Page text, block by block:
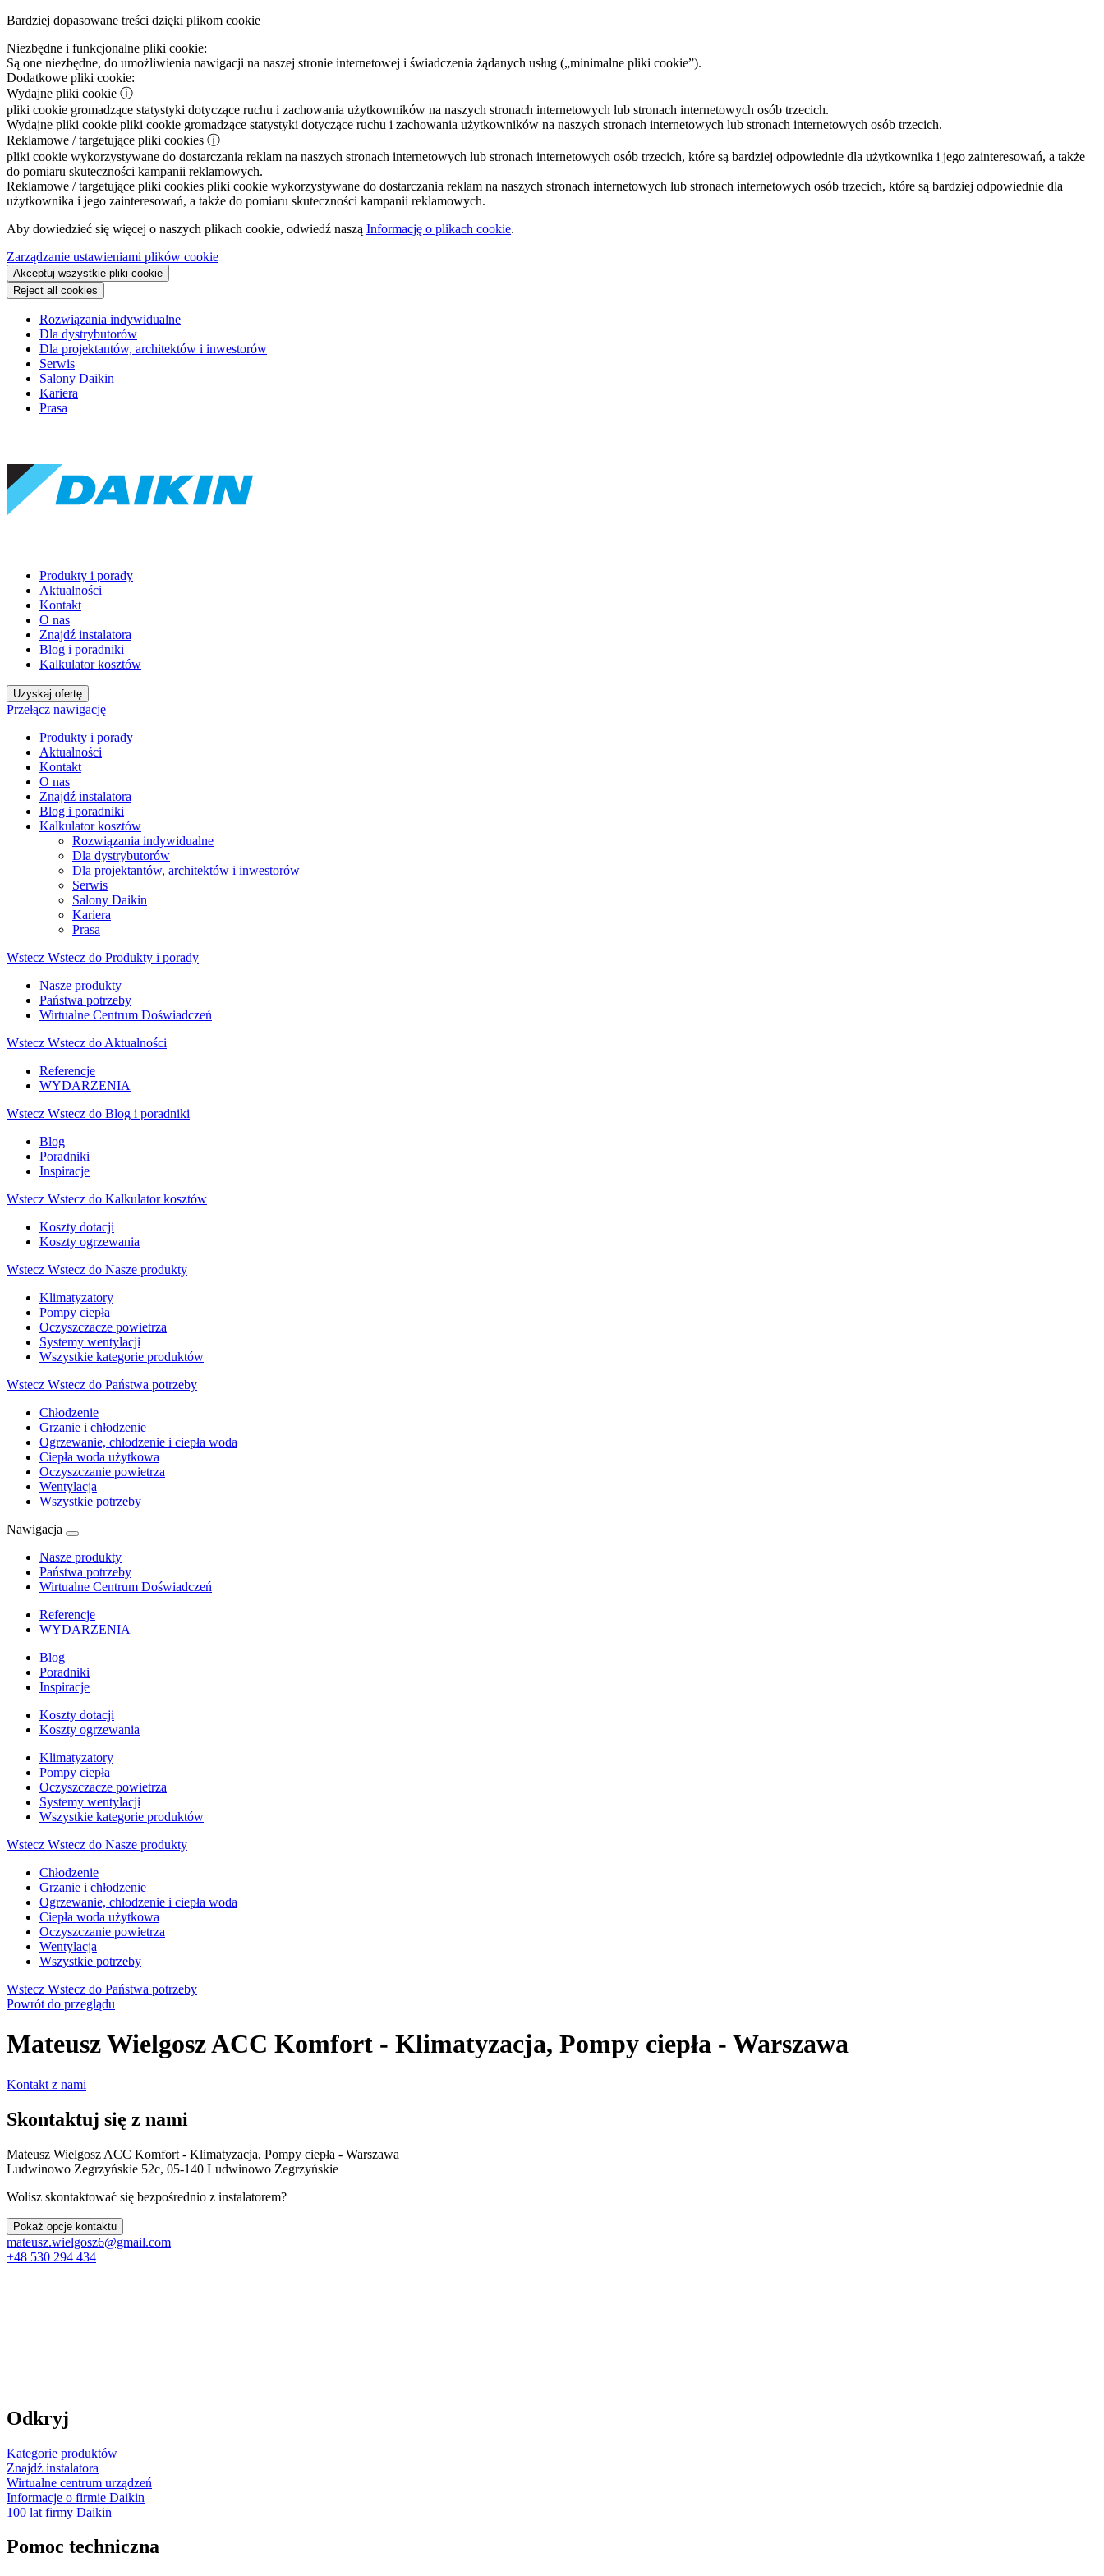
Bardziej dopasowane treści dzięki plikom cookie
Niezbędne i funkcjonalne pliki cookie:
Są one niezbędne, do umożliwienia nawigacji na naszej stronie internetowej i świadczenia żądanych usług („minimalne pliki cookie”).
Dodatkowe pliki cookie:
Wydajne pliki cookie ⓘ
pliki cookie gromadzące statystyki dotyczące ruchu i zachowania użytkowników na naszych stronach internetowych lub stronach internetowych osób trzecich.
Wydajne pliki cookie pliki cookie gromadzące statystyki dotyczące ruchu i zachowania użytkowników na naszych stronach internetowych lub stronach internetowych osób trzecich.
Reklamowe / targetujące pliki cookies ⓘ
pliki cookie wykorzystywane do dostarczania reklam na naszych stronach internetowych lub stronach internetowych osób trzecich, które są bardziej odpowiednie dla użytkownika i jego zainteresowań, a także
do pomiaru skuteczności kampanii reklamowych.
Reklamowe / targetujące pliki cookies pliki cookie wykorzystywane do dostarczania reklam na naszych stronach internetowych lub stronach internetowych osób trzecich, które są bardziej odpowiednie dla
użytkownika i jego zainteresowań, a także do pomiaru skuteczności kampanii reklamowych.
Aby dowiedzieć się więcej o naszych plikach cookie, odwiedź naszą Informację o plikach cookie.
Zarządzanie ustawieniami plików cookie
Akceptuj wszystkie pliki cookie
Reject all cookies
Rozwiązania indywidualne
Dla dystrybutorów
Dla projektantów, architektów i inwestorów
Serwis
Salony Daikin
Kariera
Prasa
Produkty i porady
Aktualności
Kontakt
O nas
Znajdź instalatora
Blog i poradniki
Kalkulator kosztów
Uzyskaj ofertę
Przełącz nawigację
Produkty i porady
Aktualności
Kontakt
O nas
Znajdź instalatora
Blog i poradniki
Kalkulator kosztów
Rozwiązania indywidualne
Dla dystrybutorów
Dla projektantów, architektów i inwestorów
Serwis
Salony Daikin
Kariera
Prasa
Wstecz Wstecz do Produkty i porady
Nasze produkty
Państwa potrzeby
Wirtualne Centrum Doświadczeń
Wstecz Wstecz do Aktualności
Referencje
WYDARZENIA
Wstecz Wstecz do Blog i poradniki
Blog
Poradniki
Inspiracje
Wstecz Wstecz do Kalkulator kosztów
Koszty dotacji
Koszty ogrzewania
Wstecz Wstecz do Nasze produkty
Klimatyzatory
Pompy ciepła
Oczyszczacze powietrza
Systemy wentylacji
Wszystkie kategorie produktów
Wstecz Wstecz do Państwa potrzeby
Chłodzenie
Grzanie i chłodzenie
Ogrzewanie, chłodzenie i ciepła woda
Ciepła woda użytkowa
Oczyszczanie powietrza
Wentylacja
Wszystkie potrzeby
Nawigacja
Nasze produkty
Państwa potrzeby
Wirtualne Centrum Doświadczeń
Referencje
WYDARZENIA
Blog
Poradniki
Inspiracje
Koszty dotacji
Koszty ogrzewania
Klimatyzatory
Pompy ciepła
Oczyszczacze powietrza
Systemy wentylacji
Wszystkie kategorie produktów
Wstecz Wstecz do Nasze produkty
Chłodzenie
Grzanie i chłodzenie
Ogrzewanie, chłodzenie i ciepła woda
Ciepła woda użytkowa
Oczyszczanie powietrza
Wentylacja
Wszystkie potrzeby
Wstecz Wstecz do Państwa potrzeby
Powrót do przeglądu
Mateusz Wielgosz ACC Komfort - Klimatyzacja, Pompy ciepła - Warszawa
Kontakt z nami
Skontaktuj się z nami
Mateusz Wielgosz ACC Komfort - Klimatyzacja, Pompy ciepła - Warszawa
Ludwinowo Zegrzyńskie 52c, 05-140 Ludwinowo Zegrzyńskie
Wolisz skontaktować się bezpośrednio z instalatorem?
Pokaż opcje kontaktu
mateusz.wielgosz6@gmail.com
+48 530 294 434
Odkryj
Kategorie produktów
Znajdź instalatora
Wirtualne centrum urządzeń
Informacje o firmie Daikin
100 lat firmy Daikin
Pomoc techniczna